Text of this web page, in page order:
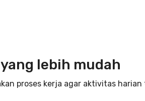
lebih mudah
proses kerja agar aktivitas